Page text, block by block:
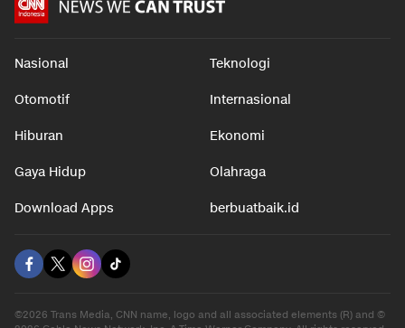
Nasional Teknologi
Otomotif Internasional
Hiburan Ekonomi
Gaya Hidup Olahraga
Download Apps berbuatbaik.id
©2026 Trans Media, CNN name, logo and all associated elements (R) and ©